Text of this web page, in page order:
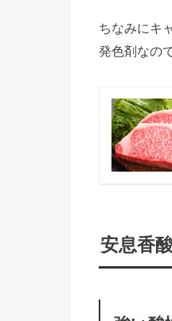
ちなみにキ
発色剤なの
安息香